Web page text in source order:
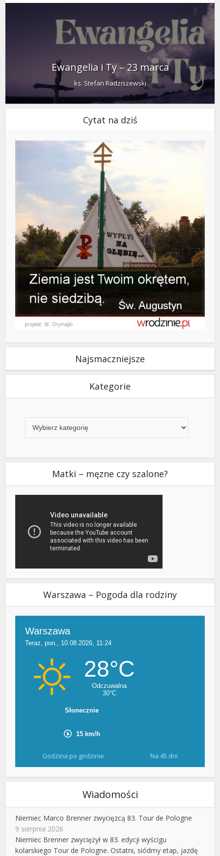
Ewangelia i Ty – 23 marca
ks. Stefan Radziszewski
Cytat na dziś
Najsmaczniejsze
Kategorie
Matki – męzne czy szalone?
Warszawa – Pogoda dla rodziny
Godzina po godzinie Na 45 dni
Wiadomości
Niemiec Marco Brenner zwycięzcą 83. Tour de Pologne
9 sierpnia 2026
Niemiec Brenner zwyciężył w 83. edycji wyścigu
kolarskiego Tour de Pologne. Ostatni, siódmy etap, jazdę